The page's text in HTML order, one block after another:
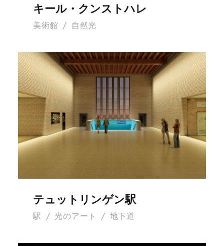
キール・クンストハレ
美術館 / 自然光
テュットリンゲン駅
テュットリンゲン駅
駅 / 光のアート / 地下道